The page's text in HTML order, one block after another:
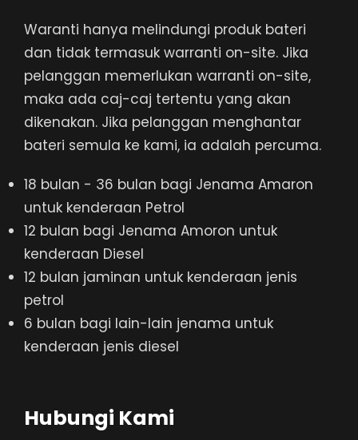
Waranti hanya melindungi produk bateri
dan tidak termasuk warranti on-site. Jika
pelanggan memerlukan warranti on-site,
maka ada caj-caj tertentu yang akan
dikenakan. Jika pelanggan menghantar
bateri semula ke kami, ia adalah percuma.
18 bulan - 36 bulan bagi Jenama Amaron
untuk kenderaan Petrol
12 bulan bagi Jenama Amoron untuk
kenderaan Diesel
12 bulan jaminan untuk kenderaan jenis
petrol
6 bulan bagi lain-lain jenama untuk
kenderaan jenis diesel
Hubungi Kami